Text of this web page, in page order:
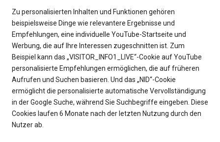
Zu personalisierten Inhalten und Funktionen gehören
beispielsweise Dinge wie relevantere Ergebnisse und
Empfehlungen, eine individuelle YouTube-Startseite und
Werbung, die auf Ihre Interessen zugeschnitten ist. Zum
Beispiel kann das „VISITOR_INFO1_LIVE“-Cookie auf YouTube
personalisierte Empfehlungen ermöglichen, die auf früheren
Aufrufen und Suchen basieren. Und das „NID“-Cookie
ermöglicht die personalisierte automatische Vervollständigung
in der Google Suche, während Sie Suchbegriffe eingeben. Diese
Cookies laufen 6 Monate nach der letzten Nutzung durch den
Nutzer ab.